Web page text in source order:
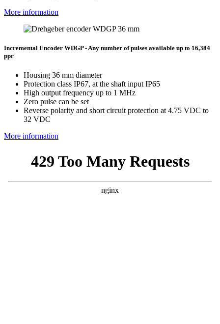
More information
Incremental Encoder WDGP - Any number of pulses available up to 16,384
ppr
Housing 36 mm diameter
Protection class IP67, at the shaft input IP65
High output frequency up to 1 MHz
Zero pulse can be set
Reverse polarity and short circuit protection at 4.75 VDC to
32 VDC
More information